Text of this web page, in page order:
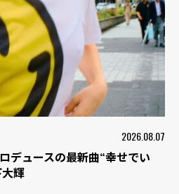
2026.08.07
デュースの最新曲“幸せでい
輝